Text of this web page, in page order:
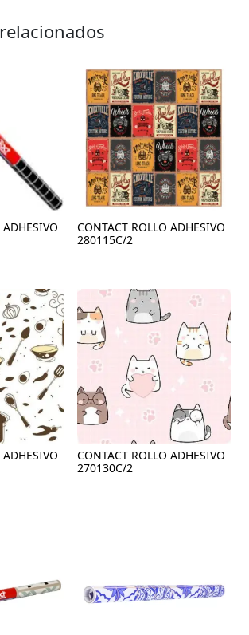
CONTACT ROLLO ADHESIVO
280115C/2
CONTACT ROLLO ADHESIVO
270130C/2